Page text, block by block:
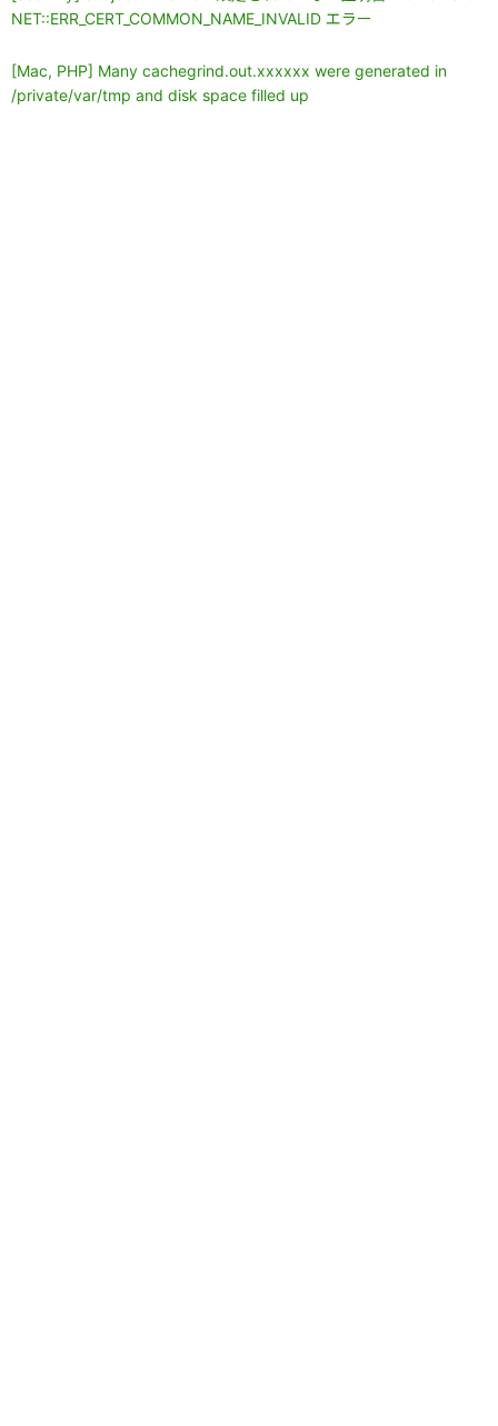
NET::ERR_CERT_COMMON_NAME_INVALID エラー
[Mac, PHP] Many cachegrind.out.xxxxxx were generated in
/private/var/tmp and disk space filled up